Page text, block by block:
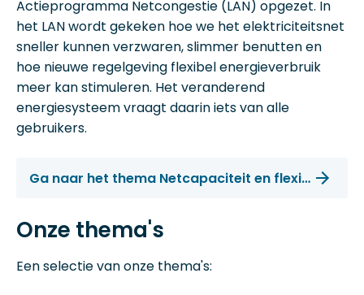
Actieprogramma Netcongestie (LAN) opgezet. In
het LAN wordt gekeken hoe we het elektriciteitsnet
sneller kunnen verzwaren, slimmer benutten en
hoe nieuwe regelgeving flexibel energieverbruik
meer kan stimuleren. Het veranderend
energiesysteem vraagt daarin iets van alle
gebruikers.
Ga naar het thema Netcapaciteit en flexibiliteit
Onze thema's
Een selectie van onze thema's: